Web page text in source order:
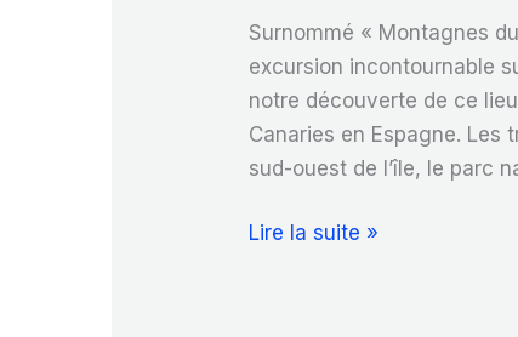
Surnommé « Montagnes
excursion incontournable
notre découverte de ce
Canaries en Espagne. Les
sud-ouest de l’île, le parc
Comment
Lire la suite »